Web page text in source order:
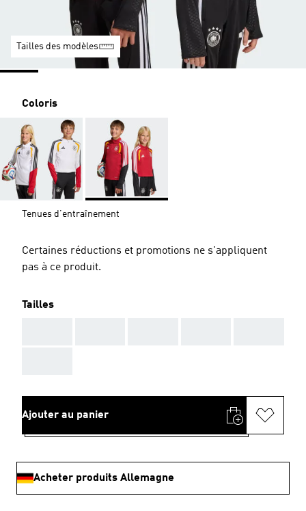
Tailles des modèles
Coloris
Tenues d’entraînement
Certaines réductions et promotions ne s'appliquent
pas à ce produit.
Tailles
Ajouter au panier
Acheter produits Allemagne